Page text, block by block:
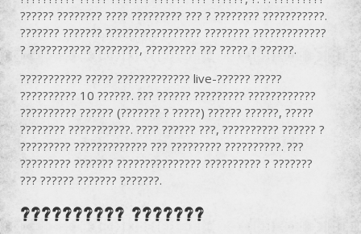
?????? ???????? ???? ????????? ??? ? ???????? ???????????.
??????? ??????? ????????????????? ???????? ?????????????
? ??????????? ????????, ????????? ??? ????? ? ??????.
??????????? ????? ????????????? live-?????? ?????
?????????? 10 ??????. ??? ?????? ????????? ????????????
?????????? ?????? (??????? ? ?????) ?????? ??????, ?????
???????? ???????????. ???? ?????? ???, ?????????? ?????? ?
????????? ????????????? ??? ????????? ??????????. ???
????????? ??????? ??????????????? ?????????? ? ???????
??? ?????? ??????? ???????.
?????????? ???????